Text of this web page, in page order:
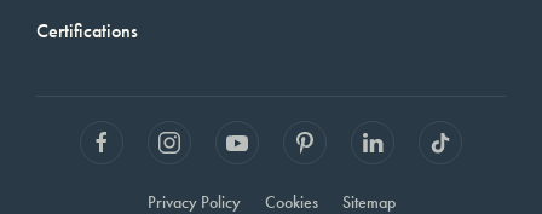
Certifications
Privacy Policy Cookies Sitemap